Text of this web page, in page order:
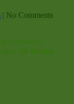
| No Comments
«Зеркало»
28 января